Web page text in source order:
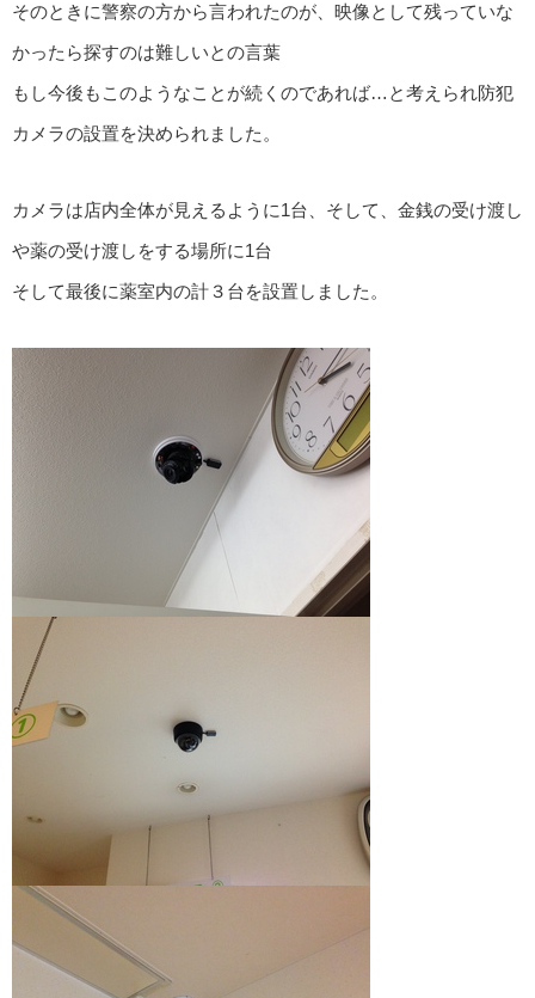
そのときに警察の方から言われたのが、映像として残っていな
かったら探すのは難しいとの言葉
もし今後もこのようなことが続くのであれば…と考えられ防犯
カメラの設置を決められました。
カメラは店内全体が見えるように1台、そして、金銭の受け渡し
や薬の受け渡しをする場所に1台
そして最後に薬室内の計３台を設置しました。